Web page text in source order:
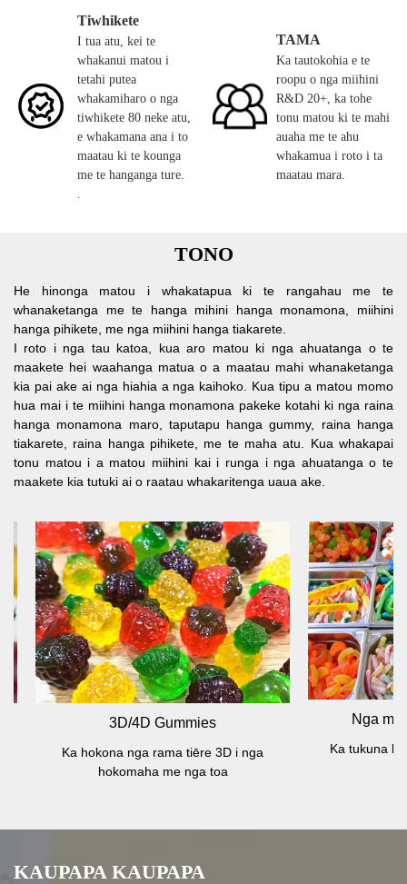
Tiwhikete
I tua atu, kei te
whakanui matou i
tetahi putea
whakamiharo o nga
tiwhikete 80 neke atu,
e whakamana ana i to
maatau ki te kounga
me te hanganga ture.
TAMA
Ka tautokohia e te
roopu o nga miihini
R&D 20+, ka tohe
tonu matou ki te mahi
auaha me te ahu
whakamua i roto i ta
maatau mara.
TONO
He hinonga matou i whakatapua ki te rangahau me te
whanaketanga me te hanga mihini hanga monamona, miihini
hanga pihikete, me nga miihini hanga tiakarete.
I roto i nga tau katoa, kua aro matou ki nga ahuatanga o te
maakete hei waahanga matua o a maatau mahi whanaketanga
kia pai ake ai nga hiahia a nga kaihoko. Kua tipu a matou momo
hua mai i te miihini hanga monamona pakeke kotahi ki nga raina
hanga monamona maro, taputapu hanga gummy, raina hanga
tiakarete, raina hanga pihikete, me te maha atu. Kua whakapai
tonu matou i a matou miihini kai i runga i nga ahuatanga o te
maakete kia tutuki ai o raatau whakaritenga uaua ake.
3D/4D Gummies
hokona nga rama tiēre 3D i nga
hokomaha me nga toa
Nga momo
Ka tukuna ki te
KAUPAPA KAUPAPA